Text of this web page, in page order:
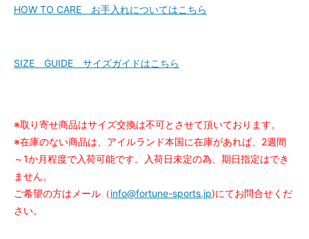
HOW TO CARE お手入れについてはこちら
SIZE GUIDE サイズガイドはこちら
※取り寄せ商品はサイズ交換は不可とさせて頂いております。
※在庫のない商品は、アイルランド本国に在庫があれば、2週間
～1か月程度で入荷可能です。入荷日未定の為、期日指定はでき
ません。
ご希望の方はメール（info@fortune-sports.jp)にてお問合せくだ
さい。